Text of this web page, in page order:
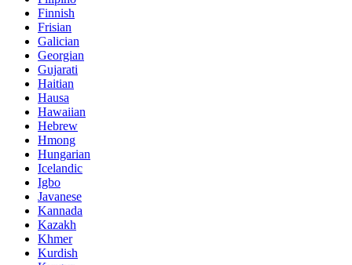
Finnish
Frisian
Galician
Georgian
Gujarati
Haitian
Hausa
Hawaiian
Hebrew
Hmong
Hungarian
Icelandic
Igbo
Javanese
Kannada
Kazakh
Khmer
Kurdish